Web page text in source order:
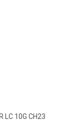
LC 10G CH23